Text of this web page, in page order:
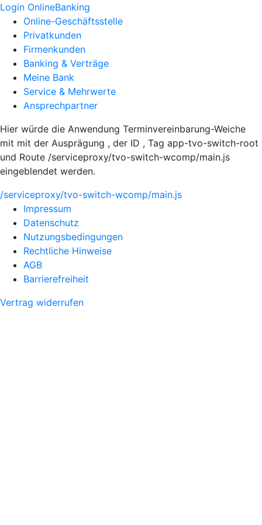
Login OnlineBanking
Online-Geschäftsstelle
Privatkunden
Firmenkunden
Banking & Verträge
Meine Bank
Service & Mehrwerte
Ansprechpartner
Hier würde die Anwendung Terminvereinbarung-Weiche
mit mit der Ausprägung , der ID , Tag app-tvo-switch-root
und Route /serviceproxy/tvo-switch-wcomp/main.js
eingeblendet werden.
/serviceproxy/tvo-switch-wcomp/main.js
Impressum
Datenschutz
Nutzungsbedingungen
Rechtliche Hinweise
AGB
Barrierefreiheit
Vertrag widerrufen